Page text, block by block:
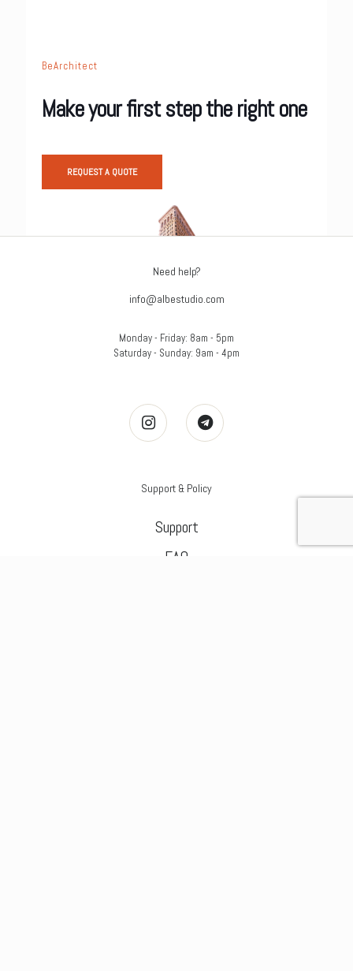
BeArchitect
Make your first step the right one
REQUEST A QUOTE
Need help?
info@albestudio.com
Monday - Friday: 8am - 5pm
Saturday - Sunday: 9am - 4pm
Support & Policy
Support
FAQ